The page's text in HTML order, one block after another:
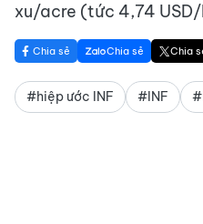
xu/acre (tức 4,74
Chia sẻ Chia sẻ Chia
#hiệp ước INF #INF